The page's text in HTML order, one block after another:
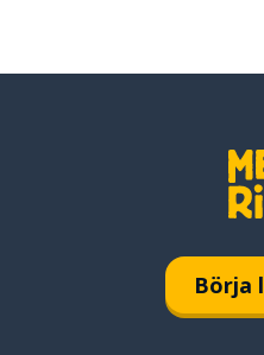
Börja